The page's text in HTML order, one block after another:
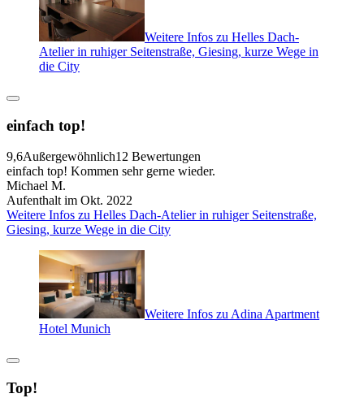
Weitere Infos zu Helles Dach-
Atelier in ruhiger Seitenstraße, Giesing, kurze Wege in
die City
einfach top!
9,6Außergewöhnlich12 Bewertungen
einfach top! Kommen sehr gerne wieder.
Michael M.
Aufenthalt im Okt. 2022
Weitere Infos zu Helles Dach-Atelier in ruhiger Seitenstraße,
Giesing, kurze Wege in die City
Weitere Infos zu Adina Apartment
Hotel Munich
Top!